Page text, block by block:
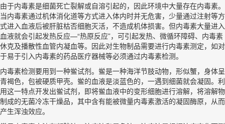
由于内毒素是细菌死亡裂解或自溶引起的，因此环境中大量存在内毒素。
当内毒素通过机体消化道等方式进入体内时并无危害，少量通过注射等方
式进入血液后被肝脏枯否细胞灭活，不造成机体损害。但内毒素大量进入
血液就会引起发热反应—“热原反应”，可引起发热、微循环障碍、内毒素
休克及播散性血管内凝血等。因此对生物制品需要进行内毒素测定，如对
于易于引入内毒素的药品医疗器械等必须通过内毒素检测。
内毒素检测要用到一种鲎试剂。鲎是一种海洋节肢动物，形似蟹，身体呈
青褐色，包被硬质甲壳。鲎的血液是淡蓝色的，一遇到细菌就会凝固。利
用这一特点开发出鲎试剂，即将鲎血液中的变形细胞进行溶解，将溶解物
制成的无菌冷冻干燥品，其中含有能被微量内毒素激活的凝固酶原，从而
产生浑浊效应。